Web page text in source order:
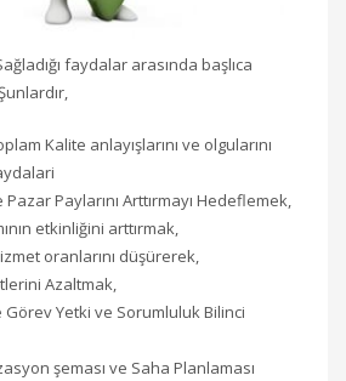
faydalar arasında başlıca
Kalite anlayışlarını ve olgularını
Pazar Paylarını Arttırmayı Hedeflemek,
etkinliğini arttırmak,
oranlarını düşürerek,
Azaltmak,
Görev Yetki ve Sorumluluk Bilinci
şeması ve Saha Planlaması